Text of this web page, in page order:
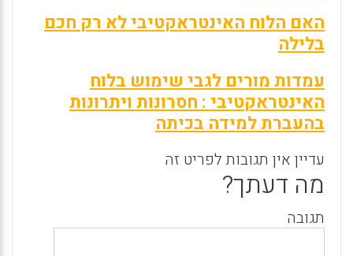
האם הלוח האינטראקטיבי לא רק חכם
בלילה
עמדות מורים לגבי שימוש בלוח
האינטראקטיבי : חסרונות ויתרונות
בהעברת למידה בכיתה
עדיין אין תגובות לפריט זה
מה דעתך?
תגובה